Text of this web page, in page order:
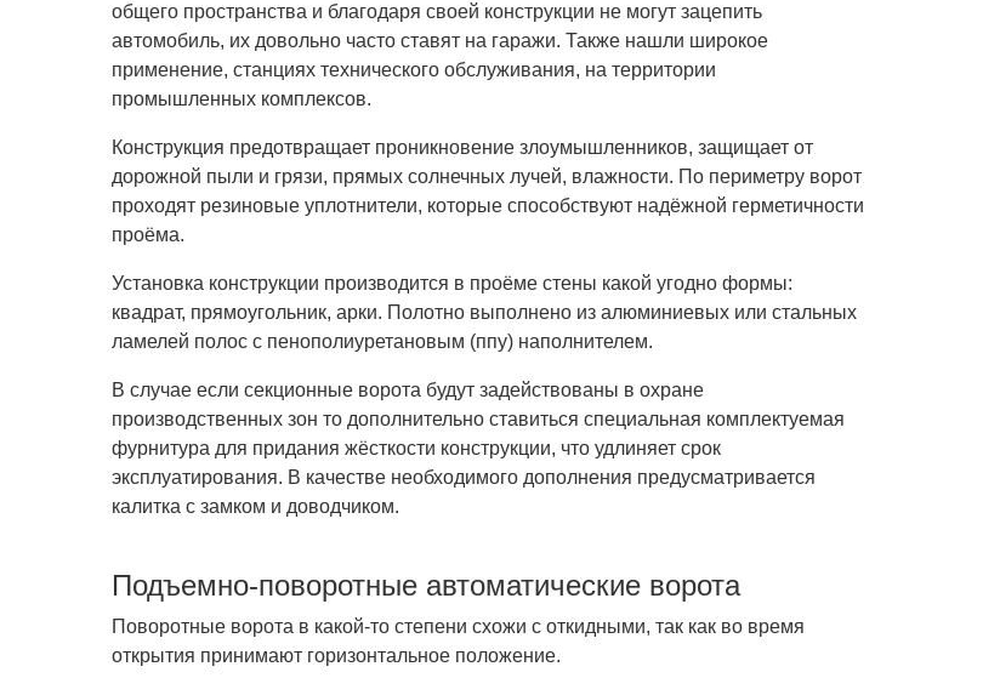
общего пространства и благодаря своей конструкции не могут зацепить
автомобиль, их довольно часто ставят на гаражи. Также нашли широкое
применение, станциях технического обслуживания, на территории
промышленных комплексов.
Конструкция предотвращает проникновение злоумышленников, защищает от
дорожной пыли и грязи, прямых солнечных лучей, влажности. По периметру ворот
проходят резиновые уплотнители, которые способствуют надёжной герметичности
проёма.
Установка конструкции производится в проёме стены какой угодно формы:
квадрат, прямоугольник, арки. Полотно выполнено из алюминиевых или стальных
ламелей полос с пенополиуретановым (ппу) наполнителем.
В случае если секционные ворота будут задействованы в охране
производственных зон то дополнительно ставиться специальная комплектуемая
фурнитура для придания жёсткости конструкции, что удлиняет срок
эксплуатирования. В качестве необходимого дополнения предусматривается
калитка с замком и доводчиком.
Подъемно-поворотные автоматические ворота
Поворотные ворота в какой-то степени схожи с откидными, так как во время
открытия принимают горизонтальное положение.